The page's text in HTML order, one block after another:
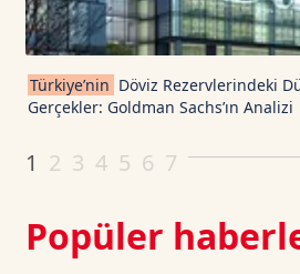
Cardano TetherUS
Türkiye’nin Döviz Rezervlerindeki
Gerçekler: Goldman Sachs’ın Analizi
1 2 3 4 5 6 7
Popüler